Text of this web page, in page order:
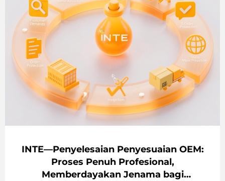
INTE—Penyelesaian Penyesuaian OEM:
Proses Penuh Profesional,
Memberdayakan Jenama bagi